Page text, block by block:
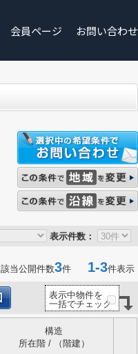
会員ページ お問い合わせ
表示件数：
該当公開件数3件 1-3件表示
表示中物件を
一括でチェック
構造
所在階 / （階建）